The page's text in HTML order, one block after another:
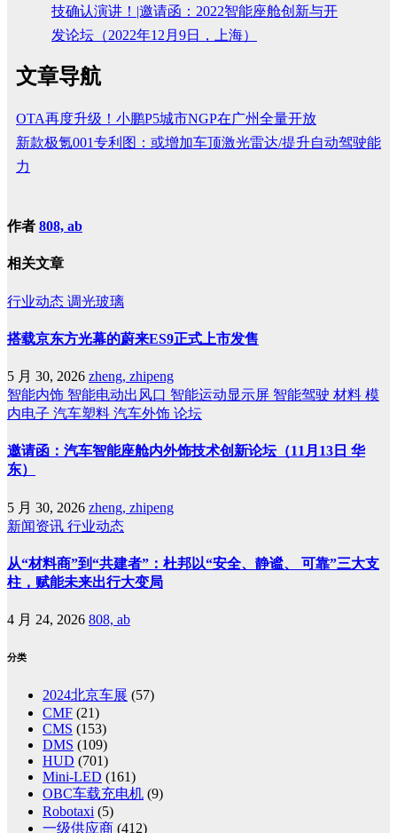
技确认演讲！|邀请函：2022智能座舱创新与开
发论坛（2022年12月9日，上海）
文章导航
OTA再度升级！小鹏P5城市NGP在广州全量开放
新款极氪001专利图：或增加车顶激光雷达/提升自动驾驶能
力
作者 808, ab
相关文章
行业动态 调光玻璃
搭载京东方光幕的蔚来ES9正式上市发售
5 月 30, 2026 zheng, zhipeng
智能内饰 智能电动出风口 智能运动显示屏 智能驾驶 材料 模
内电子 汽车塑料 汽车外饰 论坛
邀请函：汽车智能座舱内外饰技术创新论坛（11月13日 华
东）
5 月 30, 2026 zheng, zhipeng
新闻资讯 行业动态
从“材料商”到“共建者”：杜邦以“安全、静谧、 可靠”三大支
柱，赋能未来出行大变局
4 月 24, 2026 808, ab
分类
2024北京车展 (57)
CMF (21)
CMS (153)
DMS (109)
HUD (701)
Mini-LED (161)
OBC车载充电机 (9)
Robotaxi (5)
一级供应商 (412)